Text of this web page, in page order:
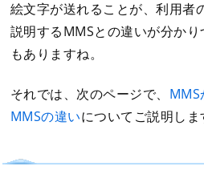
絵文字が送れることが、利用者
説明するMMSとの違いが分か
もありますね。
それでは、次のページで、
MMSの違いについてご説明しま